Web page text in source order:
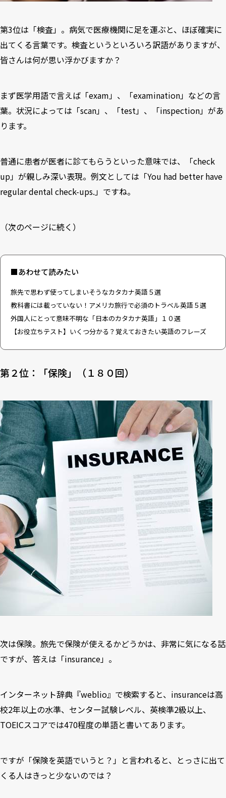
第3位は「検査」。病気で医療機関に足を運ぶと、ほぼ確実に
出てくる言葉です。検査というといろいろ訳語がありますが、
皆さんは何が思い浮かびますか？
まず医学用語で言えば「exam」、「examination」などの言
葉。状況によっては「scan」、「test」、「inspection」があ
ります。
普通に患者が医者に診てもらうといった意味では、「check
up」が親しみ深い表現。例文としては「You had better have
regular dental check-ups.」ですね。
（次のページに続く）
■あわせて読みたい
旅先で思わず使ってしまいそうなカタカナ英語５選
教科書には載っていない！アメリカ旅行で必須のトラベル英語５選
外国人にとって意味不明な「日本のカタカナ英語」１０選
【お役立ちテスト】いくつ分かる？覚えておきたい英語のフレーズ
第２位：「保険」（１８０回）
次は保険。旅先で保険が使えるかどうかは、非常に気になる話
ですが、答えは「insurance」。
インターネット辞典『weblio』で検索すると、insuranceは高
校2年以上の水準、センター試験レベル、英検準2級以上、
TOEICスコアでは470程度の単語と書いてあります。
ですが「保険を英語でいうと？」と言われると、とっさに出て
くる人はきっと少ないのでは？